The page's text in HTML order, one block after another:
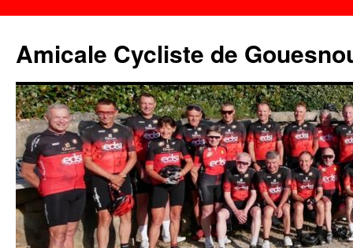
contenu
Amicale Cycliste de